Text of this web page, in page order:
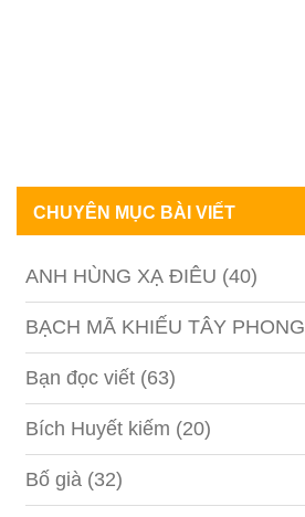
CHUYÊN MỤC BÀI VIẾT
ANH HÙNG XẠ ĐIÊU (40)
BẠCH MÃ KHIẾU TÂY PHONG
Bạn đọc viết (63)
Bích Huyết kiếm (20)
Bố già (32)